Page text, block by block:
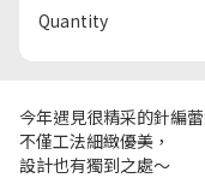
Quantity
今年遇見很精采的針編
不僅工法細緻優美，
設計也有獨到之處～